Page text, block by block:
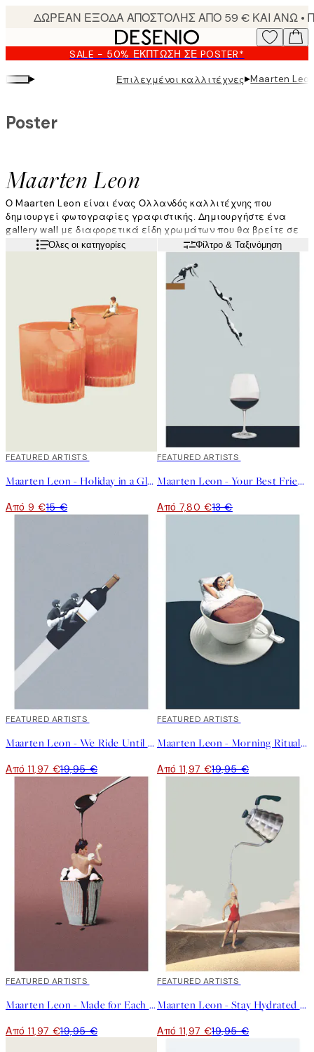
content.
SALE - 50% ΈΚΠΤΩΣΗ ΣΕ POSTER*
▸ Επιλεγμένοι καλλιτέχνες▸Maarten
Maarten Leon
Poster
Ο Maarten Leon είναι ένας Ολλανδός καλλιτέχνης που
δημιουργεί φωτογραφίες γραφιστικής. Δημιουργήστε ένα
gallery wall με διαφορετικά είδη χρωμάτων που θα βρείτε σε
αυτή την κατηγορία. Παιχνιδιάρικα και διασκεδαστικά poster
Διαβάστε περισσότερα
Όλες οι κατηγορίες Φίλτρο & Ταξινόμηση
40%*
FEATURED ARTISTS
Maarten Leon - Holiday in a Glass No2 Poster
Από 9 €15 €
40%*
FEATURED ARTISTS
Maarten Leon - Your Best Friends Forget You Get Old Poster
Από 7,80 €13 €
40%*
FEATURED ARTISTS
Maarten Leon - We Ride Until Dawn Poster
Από 11,97 €19,95 €
40%*
FEATURED ARTISTS
Maarten Leon - Morning Rituals Poster
Από 11,97 €19,95 €
40%*
FEATURED ARTISTS
Maarten Leon - Made for Each Other Poster
Από 11,97 €19,95 €
40%*
FEATURED ARTISTS
Maarten Leon - Stay Hydrated Poster
Από 11,97 €19,95 €